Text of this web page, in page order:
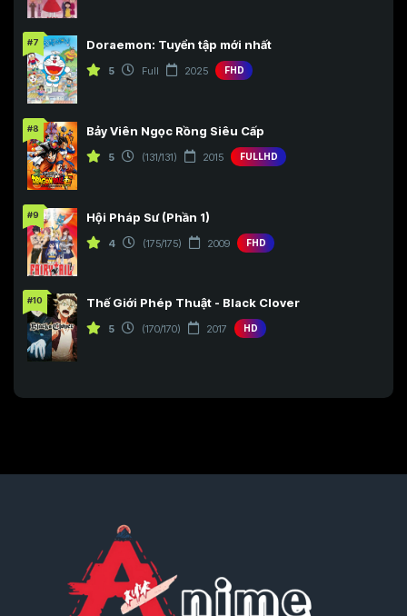
#7 Doraemon: Tuyển tập mới nhất
5 Full 2025 FHD
#8 Bảy Viên Ngọc Rồng Siêu Cấp
5 (131/131) 2015 FULLHD
#9 Hội Pháp Sư (Phần 1)
4 (175/175) 2009 FHD
#10 Thế Giới Phép Thuật - Black Clover
5 (170/170) 2017 HD